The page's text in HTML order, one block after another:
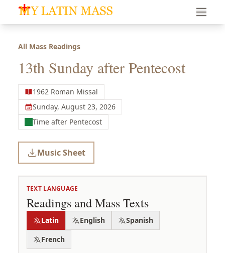
My Latin Mass - Traditional Latin Mass of South Florida
All Mass Readings
13th Sunday after Pentecost
1962 Roman Missal
Sunday, August 23, 2026
Time after Pentecost
Music Sheet
TEXT LANGUAGE
Readings and Mass Texts
Latin English
Spanish
French